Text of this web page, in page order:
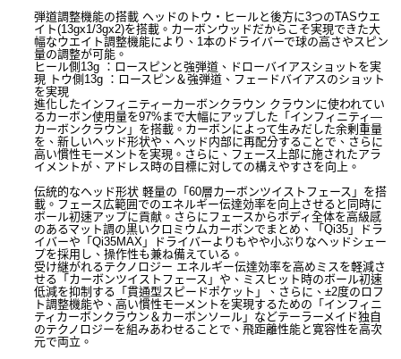
弾道調整機能の搭載 ヘッドのトウ・ヒールと後方に3つのTASウエ
イト(13gx1/3gx2)を搭載。カーボンウッドだからこそ実現できた大
幅なウエイト調整機能により、1本のドライバーで球の高さやスピン
量の調整が可能。
ヒール側13g ：ロースピンと強弾道、ドローバイアスショットを実
現 トウ側13g ：ロースピン＆強弾道、フェードバイアスのショット
を実現
進化したインフィニティーカーボンクラウン クラウンに使われてい
るカーボン使用量を97%まで大幅にアップした「インフィニティ―
カーボンクラウン」を搭載。カーボンによって生みだした余剰重量
を、新しいヘッド形状や、ヘッド内部に再配分することで、さらに
高い慣性モーメントを実現。さらに、フェース上部に施されたアラ
イメントが、アドレス時の目標に対しての構えやすさを向上。
伝統的なヘッド形状 軽量の「60層カーボンツイストフェース」を搭
載。フェース広範囲でのエネルギー伝達効率を向上させると同時に
ボール初速アップに貢献。さらにフェースからボディ全体を高級感
のあるマット調の黒いクロミウムカーボンでまとめ、「Qi35」ドラ
イバーや「Qi35MAX」ドライバーよりもやや小ぶりなヘッドシェー
プを採用し、操作性も兼ね備えている。
受け継がれるテクノロジー エネルギー伝達効率を高めミスを軽減さ
せる「カーボンツイストフェース」や、ミスヒット時のボール初速
低減を抑制する「貫通型スピードポケット」、さらに、±2度のロフ
ト調整機能や、高い慣性モーメントを実現するための「インフィニ
ティカーボンクラウン＆カーボンソール」などテーラーメイド独自
のテクノロジーを組みあわせることで、飛距離性能と寛容性を高次
元で両立。